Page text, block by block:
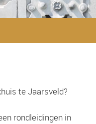
te Jaarsveld?
rondleidingen in